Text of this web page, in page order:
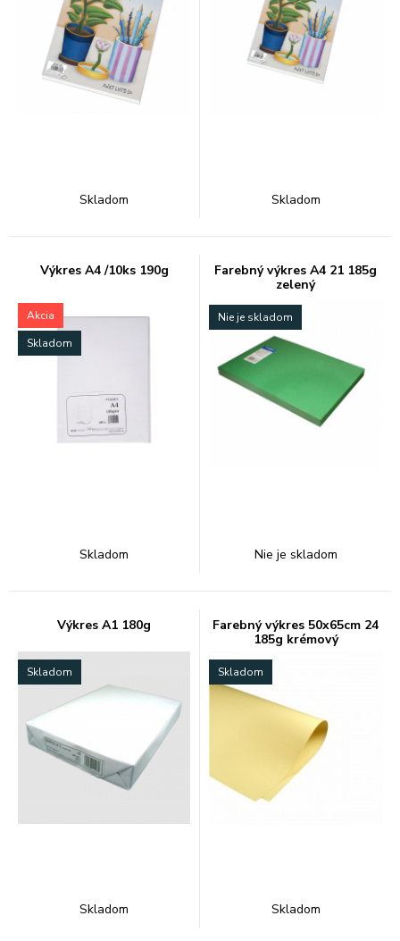
Skladom Skladom
Výkres A4 /10ks 190g
Akcia
Skladom
Skladom
Farebný výkres A4 21 185g
zelený
Nie je skladom
Nie je skladom
Výkres A1 180g
Skladom
Skladom
Farebný výkres 50x65cm 24
185g krémový
Skladom
Skladom